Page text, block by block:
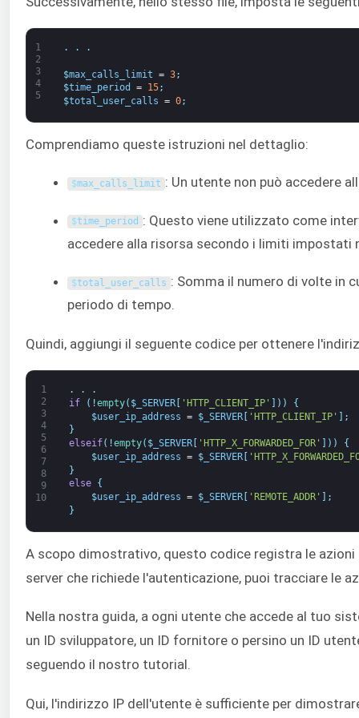
1
2
3
4
5
. . .
$max_calls_limit = 3;
$time_period = 15;
$total_user_calls = 0;
Comprendiamo queste istruzioni nel dettaglio:
$max_calls_limit : Un utente non può accedere
$time_period : Questo viene utilizzato come
accedere alla risorsa secondo i limiti impostati
$total_user_calls : Somma il numero di volte in
periodo di tempo.
Quindi, aggiungi il seguente codice per ottenere
1
2
3
4
5
6
7
8
9
10
. .
.
if
( !empty( $_SERVER[ 'HTTP_CLIENT_IP' ] ) )
{
$user_ip_address = $_SERVER[ 'HTTP_CLIENT_IP' ] ;
}
elseif( !empty( $_SERVER[ 'HTTP_X_FORWARDED_FOR' ) )
{
$user_ip_address = $_SERVER[
}
else
{
$user_ip_address = $_SERVER[ 'REMOTE_ADDR'
;
}
A scopo dimostrativo, questo codice registra le
server che richiede l'autenticazione, puoi tracciare le
Nella nostra guida, a ogni utente che accede al tuo
un ID sviluppatore, un ID fornitore o persino un ID
seguendo il nostro tutorial.
Qui, l'indirizzo IP dell'utente è sufficiente per